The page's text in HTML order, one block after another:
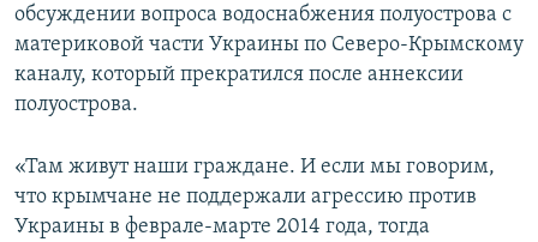
обсуждении вопроса водоснабжения полуострова с
материковой части Украины по Северо-Крымскому
каналу, который прекратился после аннексии
полуострова.
«Там живут наши граждане. И если мы говорим,
что крымчане не поддержали агрессию против
Украины в феврале-марте 2014 года, тогда